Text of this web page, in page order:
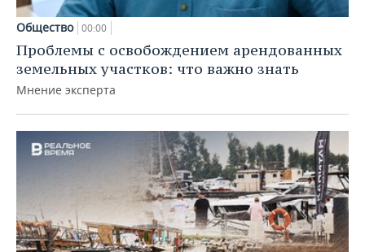
Общество 00:00
Проблемы с освобождением арендованных
земельных участков: что важно знать
Мнение эксперта